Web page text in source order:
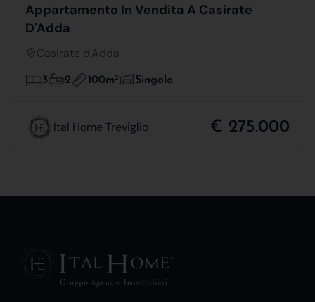
Appartamento In Vendita A Casirate
D'Adda
Casirate d'Adda
3 2 100m2 Singolo
Ital Home Treviglio € 275.000